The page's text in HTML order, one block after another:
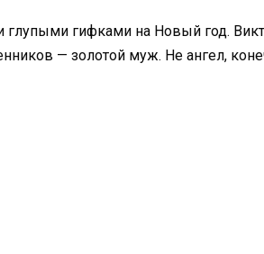
глупыми гифками на Новый год.
— золотой муж. Не ангел,